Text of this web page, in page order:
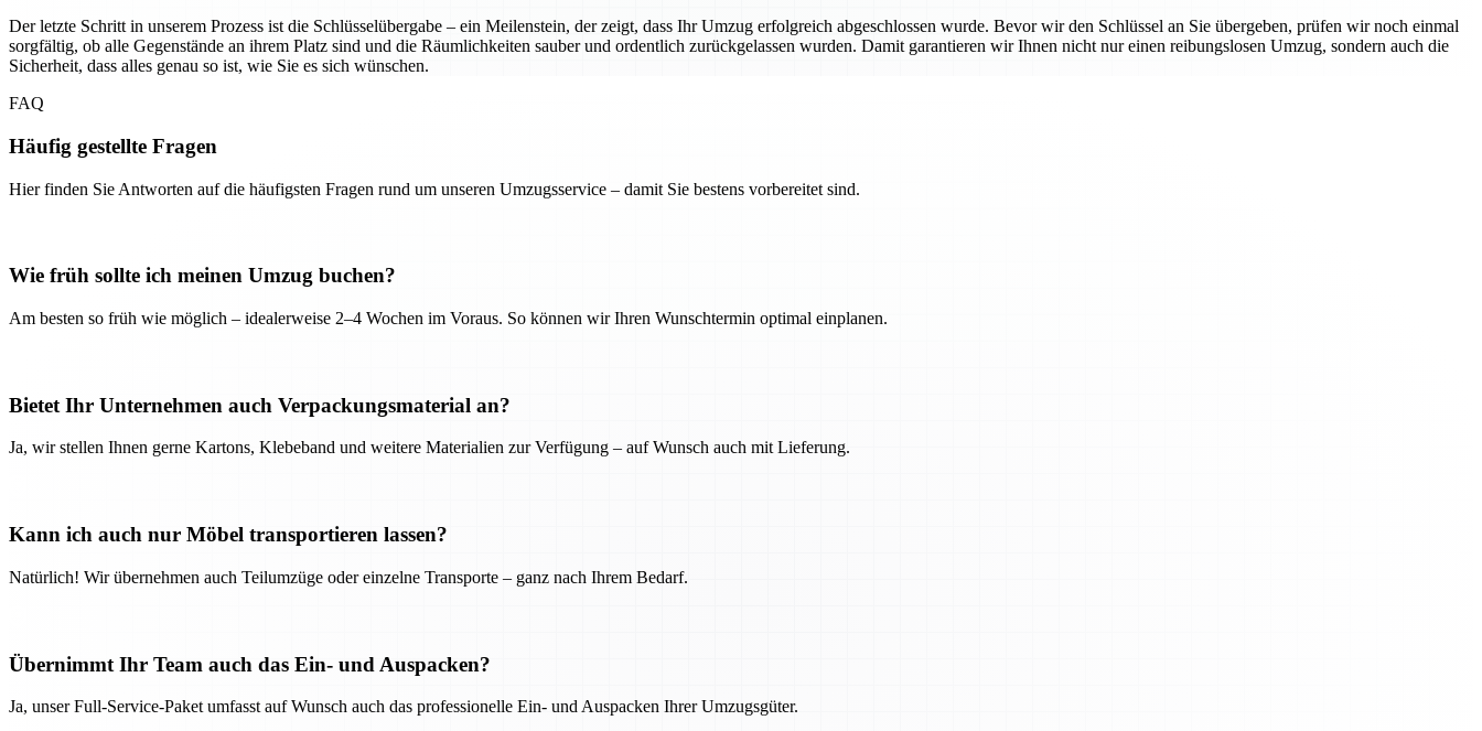
Der letzte Schritt in unserem Prozess ist die Schlüsselübergabe – ein Meilenstein, der zeigt, dass Ihr Umzug erfolgreich abgeschlossen wurde. Bevor wir den Schlüssel an Sie übergeben, prüfen wir noch einmal
sorgfältig, ob alle Gegenstände an ihrem Platz sind und die Räumlichkeiten sauber und ordentlich zurückgelassen wurden. Damit garantieren wir Ihnen nicht nur einen reibungslosen Umzug, sondern auch die
Sicherheit, dass alles genau so ist, wie Sie es sich wünschen.
FAQ
Häufig gestellte Fragen
Hier finden Sie Antworten auf die häufigsten Fragen rund um unseren Umzugsservice – damit Sie bestens vorbereitet sind.
Wie früh sollte ich meinen Umzug buchen?
Am besten so früh wie möglich – idealerweise 2–4 Wochen im Voraus. So können wir Ihren Wunschtermin optimal einplanen.
Bietet Ihr Unternehmen auch Verpackungsmaterial an?
Ja, wir stellen Ihnen gerne Kartons, Klebeband und weitere Materialien zur Verfügung – auf Wunsch auch mit Lieferung.
Kann ich auch nur Möbel transportieren lassen?
Natürlich! Wir übernehmen auch Teilumzüge oder einzelne Transporte – ganz nach Ihrem Bedarf.
Übernimmt Ihr Team auch das Ein- und Auspacken?
Ja, unser Full-Service-Paket umfasst auf Wunsch auch das professionelle Ein- und Auspacken Ihrer Umzugsgüter.